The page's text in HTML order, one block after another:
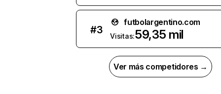
#3
futbolargentino.com
Visitas:59,35 mil
Ver más competidores →